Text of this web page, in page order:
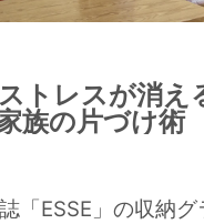
トレスが消え
族の片づけ術
「ESSE」の収納グ